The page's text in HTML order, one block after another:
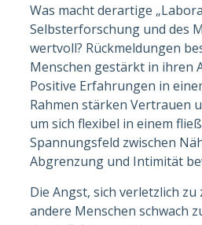
Was macht derartige
Selbsterforschung und des
wertvoll? Rückmeldungen
Menschen gestärkt in ihren
Positive Erfahrungen in
Rahmen stärken Vertrauen
um sich flexibel in einem
Spannungsfeld zwischen
Abgrenzung und Intimität
Die Angst, sich verletzlich
andere Menschen schwach